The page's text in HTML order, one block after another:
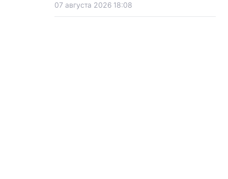
07 августа 2026 18:08